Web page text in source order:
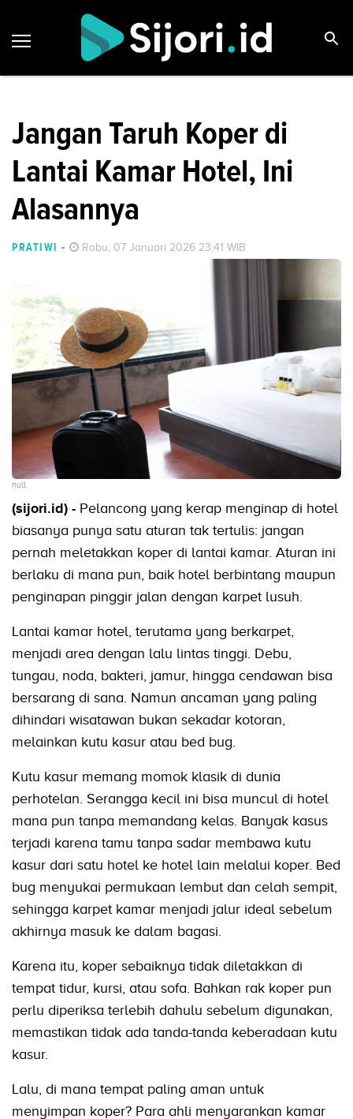
Jangan Taruh Koper di
Lantai Kamar Hotel, Ini
Alasannya
PRATIWI - Rabu, 07 Januari 2026 23:41 WIB
null
(sijori.id) - Pelancong yang kerap menginap di hotel
biasanya punya satu aturan tak tertulis: jangan
pernah meletakkan koper di lantai kamar. Aturan ini
berlaku di mana pun, baik hotel berbintang maupun
penginapan pinggir jalan dengan karpet lusuh.
Lantai kamar hotel, terutama yang berkarpet,
menjadi area dengan lalu lintas tinggi. Debu,
tungau, noda, bakteri, jamur, hingga cendawan bisa
bersarang di sana. Namun ancaman yang paling
dihindari wisatawan bukan sekadar kotoran,
melainkan kutu kasur atau bed bug.
Kutu kasur memang momok klasik di dunia
perhotelan. Serangga kecil ini bisa muncul di hotel
mana pun tanpa memandang kelas. Banyak kasus
terjadi karena tamu tanpa sadar membawa kutu
kasur dari satu hotel ke hotel lain melalui koper. Bed
bug menyukai permukaan lembut dan celah sempit,
sehingga karpet kamar menjadi jalur ideal sebelum
akhirnya masuk ke dalam bagasi.
Karena itu, koper sebaiknya tidak diletakkan di
tempat tidur, kursi, atau sofa. Bahkan rak koper pun
perlu diperiksa terlebih dahulu sebelum digunakan,
memastikan tidak ada tanda-tanda keberadaan kutu
kasur.
Lalu, di mana tempat paling aman untuk
menyimpan koper? Para ahli menyarankan kamar